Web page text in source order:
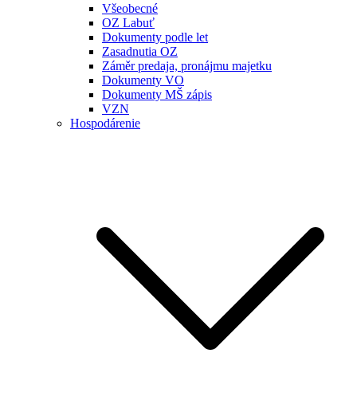
Všeobecné
OZ Labuť
Dokumenty podle let
Zasadnutia OZ
Záměr predaja, pronájmu majetku
Dokumenty VO
Dokumenty MŠ zápis
VZN
Hospodárenie